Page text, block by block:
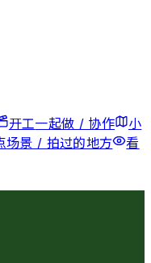
开工一起做 / 协作
小
场景 / 拍过的地方
看